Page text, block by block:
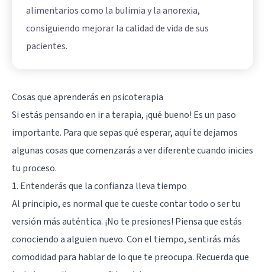
alimentarios como la bulimia y la anorexia,
consiguiendo mejorar la calidad de vida de sus
pacientes.
Cosas que aprenderás en psicoterapia
Si estás pensando en ir a terapia, ¡qué bueno! Es un paso
importante. Para que sepas qué esperar, aquí te dejamos
algunas cosas que comenzarás a ver diferente cuando inicies
tu proceso.
1. Entenderás que la confianza lleva tiempo
Al principio, es normal que te cueste contar todo o ser tu
versión más auténtica. ¡No te presiones! Piensa que estás
conociendo a alguien nuevo. Con el tiempo, sentirás más
comodidad para hablar de lo que te preocupa. Recuerda que